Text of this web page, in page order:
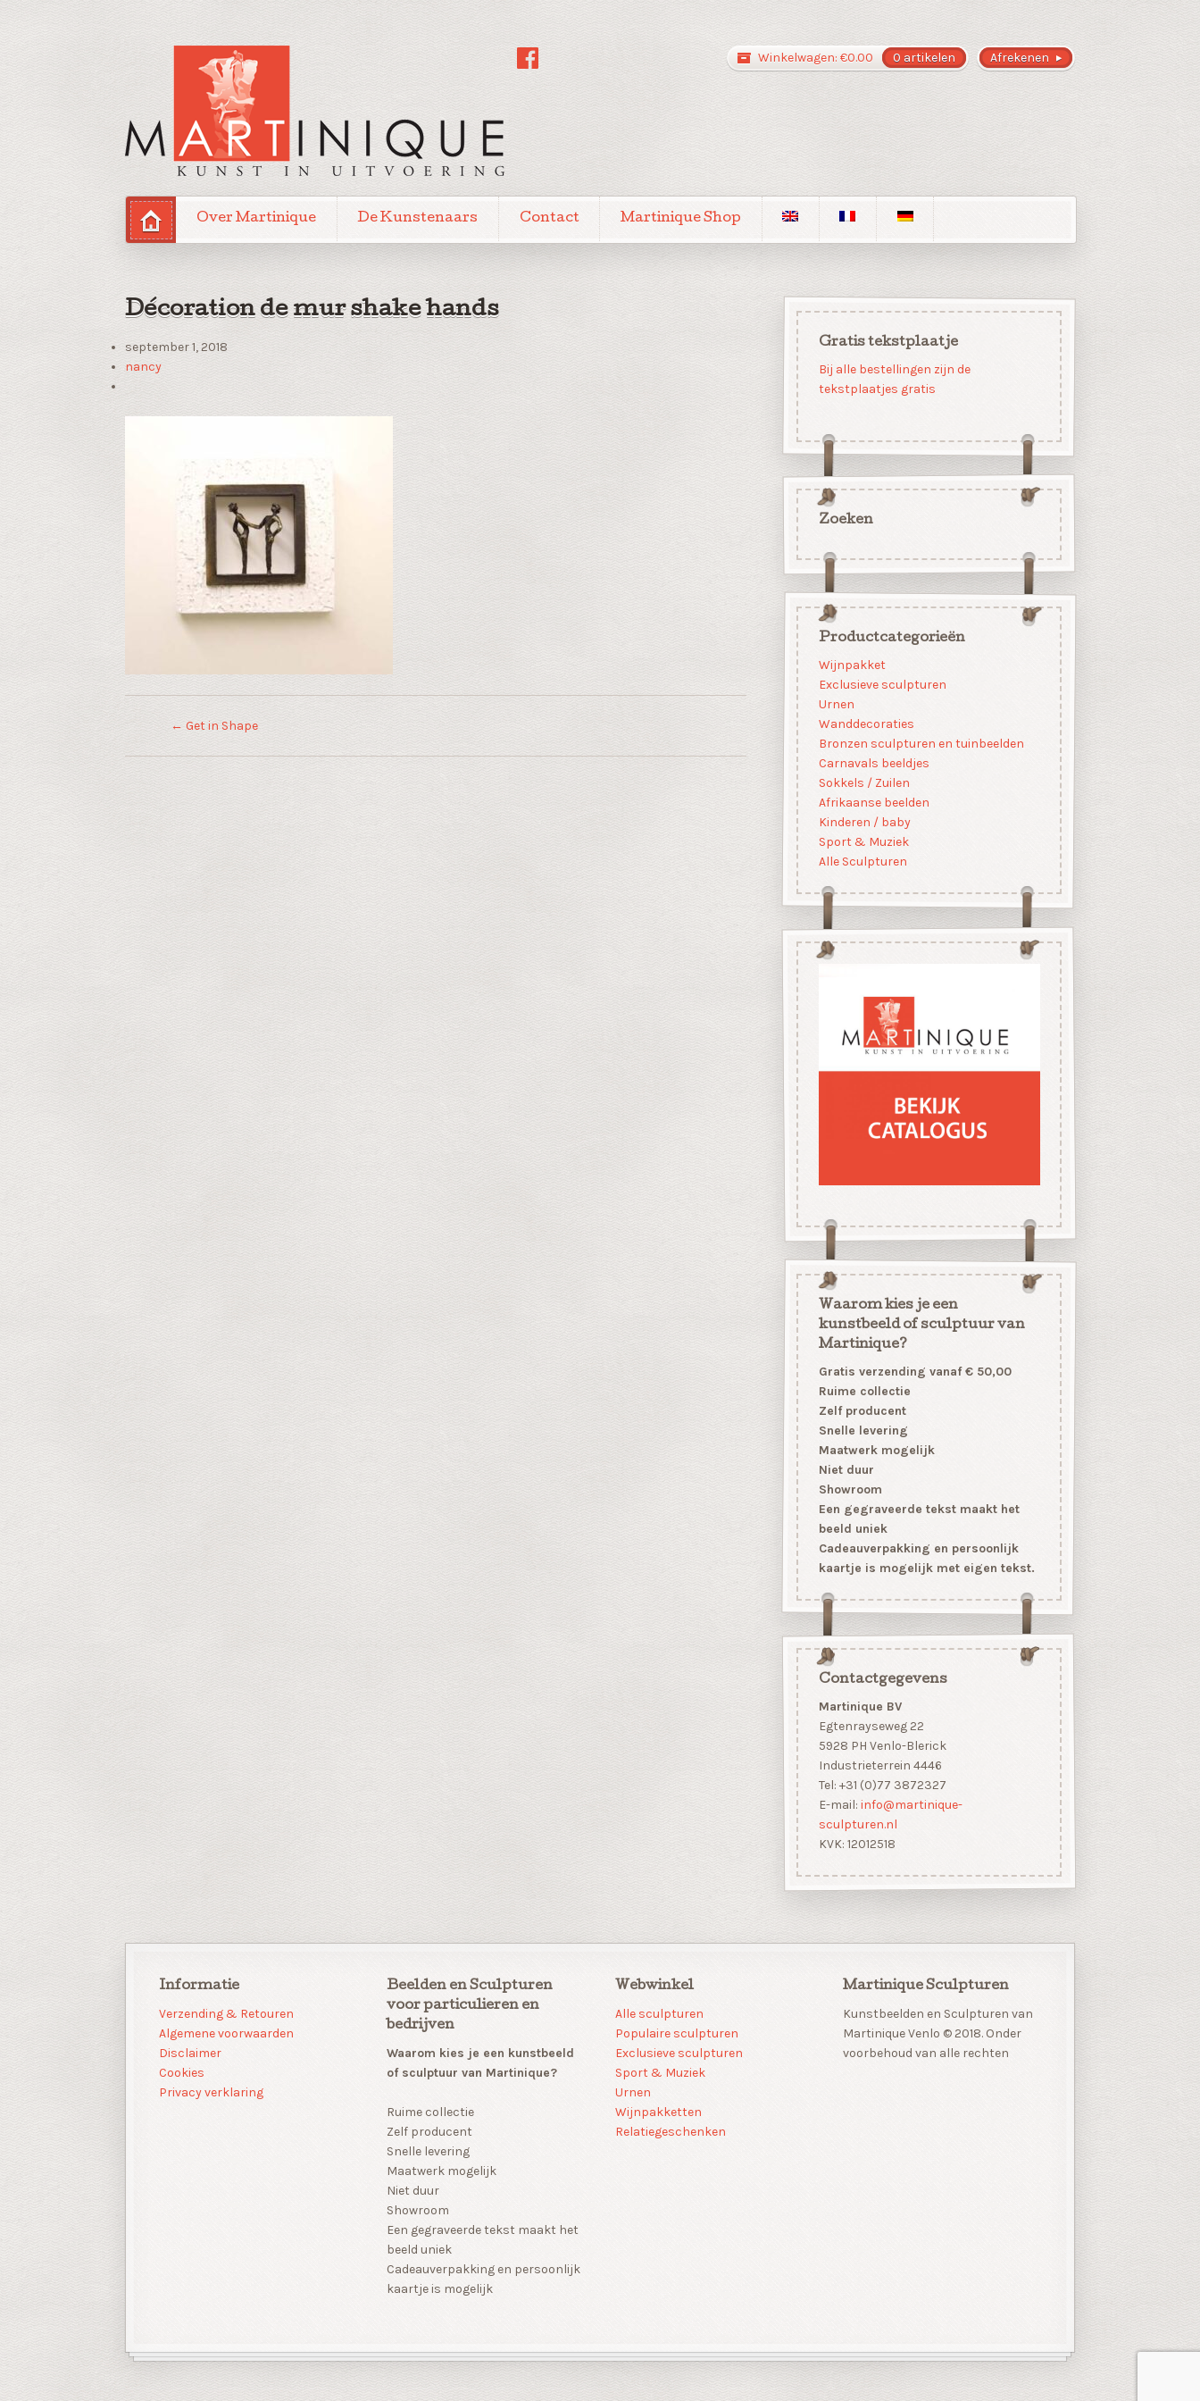
Afrekenen
Winkelwagen: €0.00 0 artikelen
Over Martinique De Kunstenaars Contact Martinique Shop
Décoration de mur shake hands
september 1, 2018
nancy
← Get in Shape
Gratis tekstplaatje
Bij alle bestellingen zijn de
tekstplaatjes gratis
Zoeken
Productcategorieën
Wijnpakket
Exclusieve sculpturen
Urnen
Wanddecoraties
Bronzen sculpturen en tuinbeelden
Carnavals beeldjes
Sokkels / Zuilen
Afrikaanse beelden
Kinderen / baby
Sport & Muziek
Alle Sculpturen
Waarom kies je een
kunstbeeld of sculptuur van
Martinique?
Gratis verzending vanaf € 50,00
Ruime collectie
Zelf producent
Snelle levering
Maatwerk mogelijk
Niet duur
Showroom
Een gegraveerde tekst maakt het
beeld uniek
Cadeauverpakking en persoonlijk
kaartje is mogelijk met eigen tekst.
Contactgegevens
Martinique BV
Egtenrayseweg 22
5928 PH Venlo-Blerick
Industrieterrein 4446
Tel: +31 (0)77 3872327
E-mail: info@martinique-
sculpturen.nl
KVK: 12012518
Informatie
Verzending & Retouren
Algemene voorwaarden
Disclaimer
Cookies
Privacy verklaring
Beelden en Sculpturen
voor particulieren en
bedrijven
Waarom kies je een kunstbeeld
of sculptuur van Martinique?
Ruime collectie
Zelf producent
Snelle levering
Maatwerk mogelijk
Niet duur
Showroom
Een gegraveerde tekst maakt het
beeld uniek
Cadeauverpakking en persoonlijk
kaartje is mogelijk
Webwinkel
Alle sculpturen
Populaire sculpturen
Exclusieve sculpturen
Sport & Muziek
Urnen
Wijnpakketten
Relatiegeschenken
Martinique Sculpturen
Kunstbeelden en Sculpturen van
Martinique Venlo © 2018. Onder
voorbehoud van alle rechten